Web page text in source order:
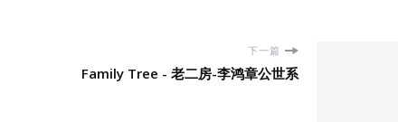
下一篇
Family Tree - 老二房-李鸿章公世系